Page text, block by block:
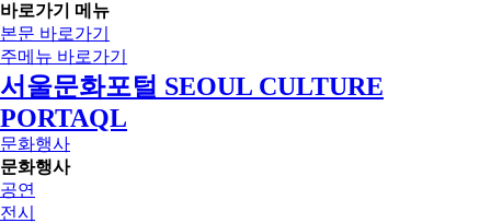
바로가기 메뉴
본문 바로가기
주메뉴 바로가기
서울문화포털 SEOUL CULTURE
PORTAQL
문화행사
문화행사
공연
전시